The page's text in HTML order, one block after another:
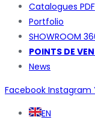
Catalogues PDF
Portfolio
SHOWROOM
POINTS DE
News
Facebook Instagram
EN